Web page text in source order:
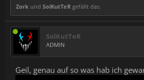
Zork und SolKutTeR gefällt das.
SolKutTeR
ADMIN
Geil, genau auf so was hab ich